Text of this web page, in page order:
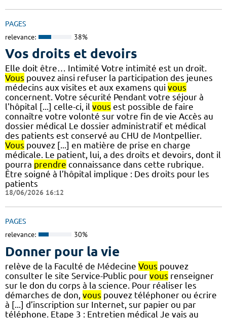
PAGES
relevance: 38%
Vos droits et devoirs
Elle doit être… Intimité Votre intimité est un droit.
Vous pouvez ainsi refuser la participation des jeunes
médecins aux visites et aux examens qui vous
concernent. Votre sécurité Pendant votre séjour à
l'hôpital [...] celle-ci, il vous est possible de faire
connaître votre volonté sur votre fin de vie Accès au
dossier médical Le dossier administratif et médical
des patients est conservé au CHU de Montpellier.
Vous pouvez [...] en matière de prise en charge
médicale. Le patient, lui, a des droits et devoirs, dont il
pourra prendre connaissance dans cette rubrique.
Être soigné à l’hôpital implique : Des droits pour les
patients
18/06/2026 16:12
PAGES
relevance: 30%
Donner pour la vie
relève de la Faculté de Médecine Vous pouvez
consulter le site Service-Public pour vous renseigner
sur le don du corps à la science. Pour réaliser les
démarches de don, vous pouvez téléphoner ou écrire
à [...] d’inscription sur Internet, sur papier ou par
téléphone. Etape 3 : Entretien médical Je vais au